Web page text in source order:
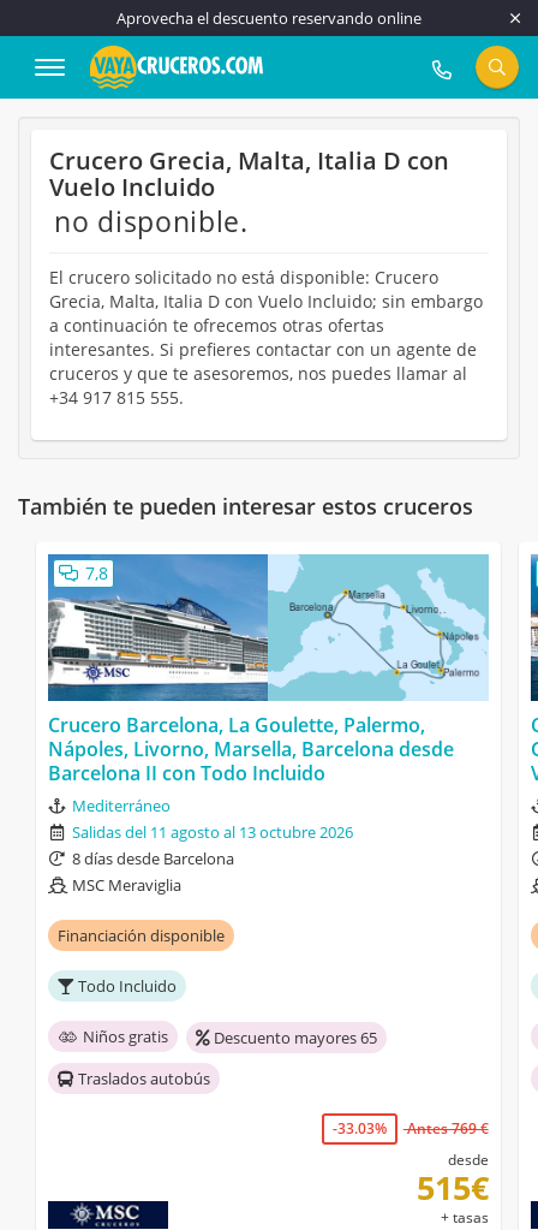
Aprovecha el descuento reservando online
917 815 555
Crucero Grecia, Malta, Italia D con
Vuelo Incluido
no disponible.
El crucero solicitado no está disponible: Crucero
Grecia, Malta, Italia D con Vuelo Incluido; sin embargo
a continuación te ofrecemos otras ofertas
interesantes. Si prefieres contactar con un agente de
cruceros y que te asesoremos, nos puedes llamar al
+34 917 815 555.
También te pueden interesar estos cruceros
7,8
Crucero Barcelona, La Goulette, Palermo,
Nápoles, Livorno, Marsella, Barcelona desde
Barcelona II con Todo Incluido
Mediterráneo
Salidas del 11 agosto al 13 octubre 2026
8 días desde Barcelona
MSC Meraviglia
Financiación disponible
Todo Incluido
Niños gratis
Descuento mayores 65
Traslados autobús
-33.03%
Antes 769 €
desde
515€
+ tasas